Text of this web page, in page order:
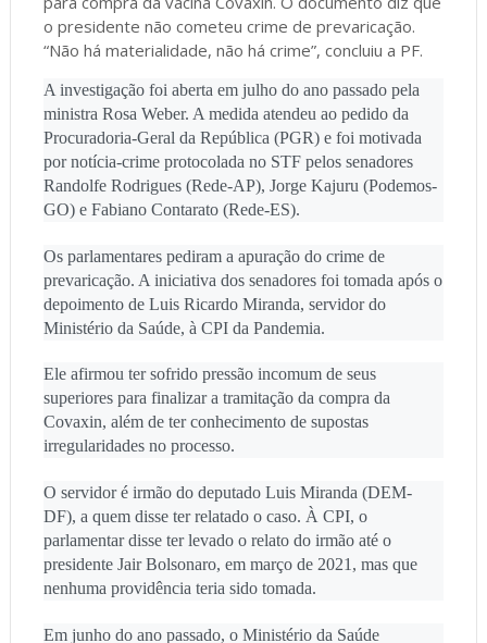
o presidente não cometeu crime de prevaricação.
“Não há materialidade, não há crime”, concluiu a PF.
A investigação foi aberta em julho do ano passado pela
ministra Rosa Weber. A medida atendeu ao pedido da
Procuradoria-Geral da República (PGR) e foi motivada
por notícia-crime protocolada no STF pelos senadores
Randolfe Rodrigues (Rede-AP), Jorge Kajuru (Podemos-
GO) e Fabiano Contarato (Rede-ES).
Os parlamentares pediram a apuração do crime de
prevaricação. A iniciativa dos senadores foi tomada após o
depoimento de Luis Ricardo Miranda, servidor do
Ministério da Saúde, à CPI da Pandemia.
Ele afirmou ter sofrido pressão incomum de seus
superiores para finalizar a tramitação da compra da
Covaxin, além de ter conhecimento de supostas
irregularidades no processo.
O servidor é irmão do deputado Luis Miranda (DEM-
DF), a quem disse ter relatado o caso. À CPI, o
parlamentar disse ter levado o relato do irmão até o
presidente Jair Bolsonaro, em março de 2021, mas que
nenhuma providência teria sido tomada.
Em junho do ano passado, o Ministério da Saúde